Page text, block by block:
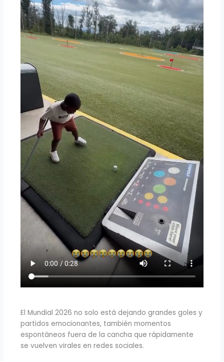
El Mundial 2026 no solo está dejando grandes goles y
partidos emocionantes, también momentos
espontáneos fuera de la cancha que rápidamente
se vuelven virales en redes sociales.